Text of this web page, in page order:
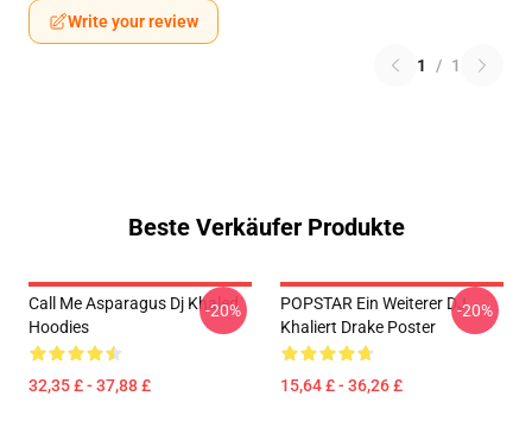
Write your review
1 / 1
Beste Verkäufer Produkte
Call Me Asparagus Dj Khaled
Hoodies
32,35 £ - 37,88 £
-20%
POPSTAR Ein Weiterer DJ
Khaliert Drake Poster
15,64 £ - 36,26 £
-20%